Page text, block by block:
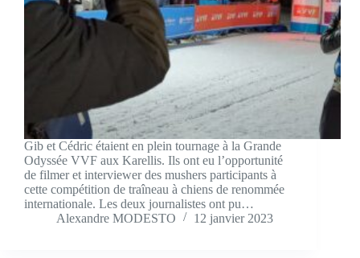
Gib et Cédric étaient en plein tournage à la Grande
Odyssée VVF aux Karellis. Ils ont eu l’opportunité
de filmer et interviewer des mushers participants à
cette compétition de traîneau à chiens de renommée
internationale. Les deux journalistes ont pu…
Alexandre MODESTO
12 janvier 2023